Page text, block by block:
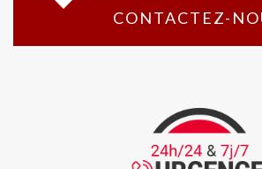
CONTACTEZ-